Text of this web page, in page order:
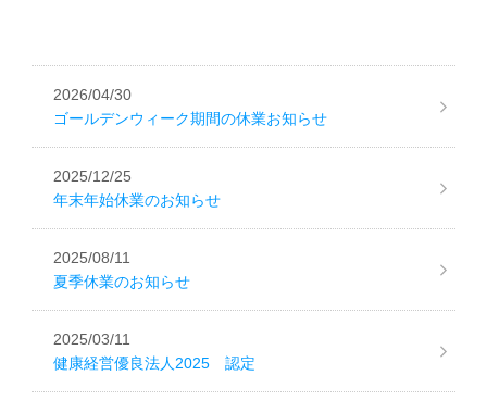
2026/04/30
ゴールデンウィーク期間の休業お知らせ
2025/12/25
年末年始休業のお知らせ
2025/08/11
夏季休業のお知らせ
2025/03/11
健康経営優良法人2025 認定